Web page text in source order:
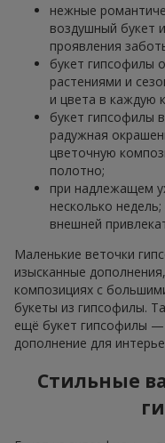
нежные
воздушный букет
проявления
букет гипсофилы
растениями и
и цвета в каждую
букет гипсофилы
радужная
цветочную
полотно;
при надлежащем
несколько
внешней
Маленькие веточки
изысканные
композициях с
букеты из гипсофилы.
ещё букет гипсофилы
дополнение для
Стильные